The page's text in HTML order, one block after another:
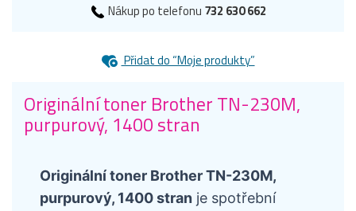
Nákup po telefonu 732 630 662
Přidat do “Moje produkty”
Originální toner Brother TN-230M,
purpurový, 1400 stran
Originální toner Brother TN-230M,
purpurový, 1400 stran je spotřební